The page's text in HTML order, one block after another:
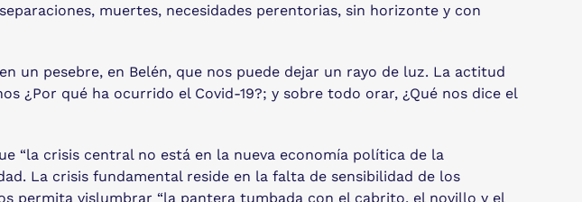
muertes, necesidades perentorias, sin horizonte y con
un pesebre, en Belén, que nos puede dejar un rayo de luz. La actitud
¿Por qué ha ocurrido el Covid-19?; y sobre todo orar, ¿Qué nos dice el
“la crisis central no está en la nueva economía política de la
La crisis fundamental reside en la falta de sensibilidad de los
permita vislumbrar “la pantera tumbada con el cabrito, el novillo y el